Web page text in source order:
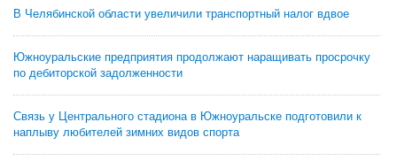
В Челябинской области увеличили транспортный налог вдвое
Южноуральские предприятия продолжают наращивать просрочку
по дебиторской задолженности
Связь у Центрального стадиона в Южноуральске подготовили к
наплыву любителей зимних видов спорта